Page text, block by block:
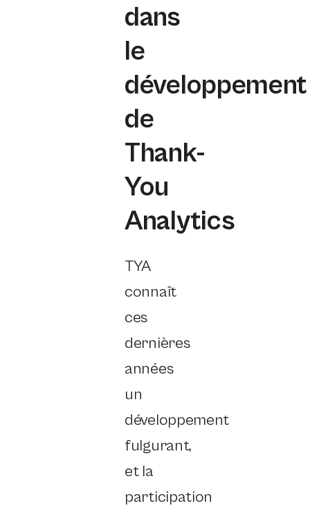
dans
le
développement
de
Thank-
You
Analytics
TYA
connaît
ces
dernières
années
un
développement
fulgurant,
et la
participation